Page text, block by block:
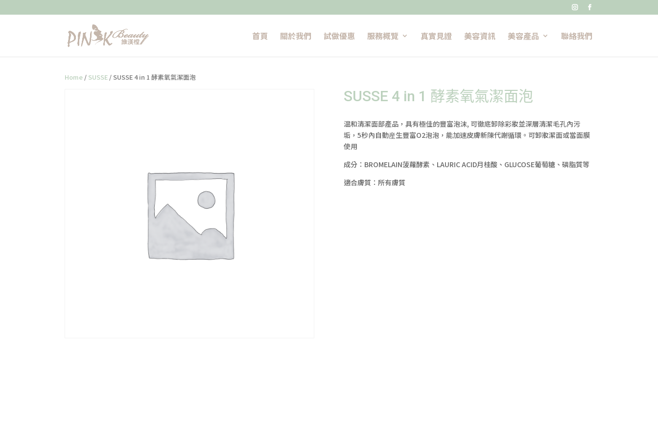
 
首頁 關於我們 試做優惠 服務概覽 真實見證 美容資訊 美容產品 聯絡我們
Home / SUSSE / SUSSE 4 in 1 酵素氧氣潔面泡
SUSSE 4 in 1 酵素氧氣潔面泡
温和清潔面部產品，具有極佳的豐富泡沫, 可徹底卸除彩妝並深層清潔毛孔內污
垢，5秒內自動産生豐富O2泡泡，能加速皮膚新陳代謝循環。可卸妝潔面或當面膜
使用
成分：BROMELAIN菠蘿酵素、LAURIC ACID月桂酸、GLUCOSE葡萄糖、磷脂質等
適合膚質：所有膚質